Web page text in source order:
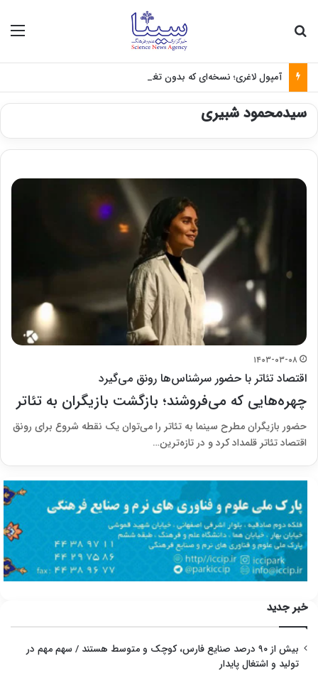
آمپول لاغری؛ نسخه‌ای که بدون تغذیه خطرناک می‌شود
سیدمحمود شبیری
۱۴۰۳-۰۳-۰۸
اقتصاد تئاتر با حضور سرشناس‌ها رونق می‌گیرد
چهره‌هایی که می‌فروشند؛ بازگشت بازیگران به تئاتر
حضور بازیگران مطرح سینما به تئاتر را می‌توان یک نقطه شروع برای رونق
اقتصاد تئاتر قلمداد کرد و در تازه‌ترین…
خبر جدید
بیش از ۹۰ درصد صنایع فارس، کوچک و متوسط هستند / سهم مهم در
تولید و اشتغال پایدار